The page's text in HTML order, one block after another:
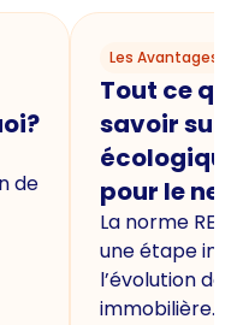
de
Les Avantages
Tout ce
savoir sur
écologique
pour le
La norme
une étape
l’évolution de
immobilière.